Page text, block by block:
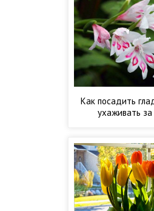
Как посадить
ухаживать